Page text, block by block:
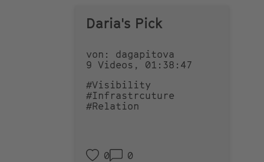
Daria's Pick
von: dagapitova
9 Videos, 01:38:47
#Visibility
#Infrastrcuture
#Relation
0 0